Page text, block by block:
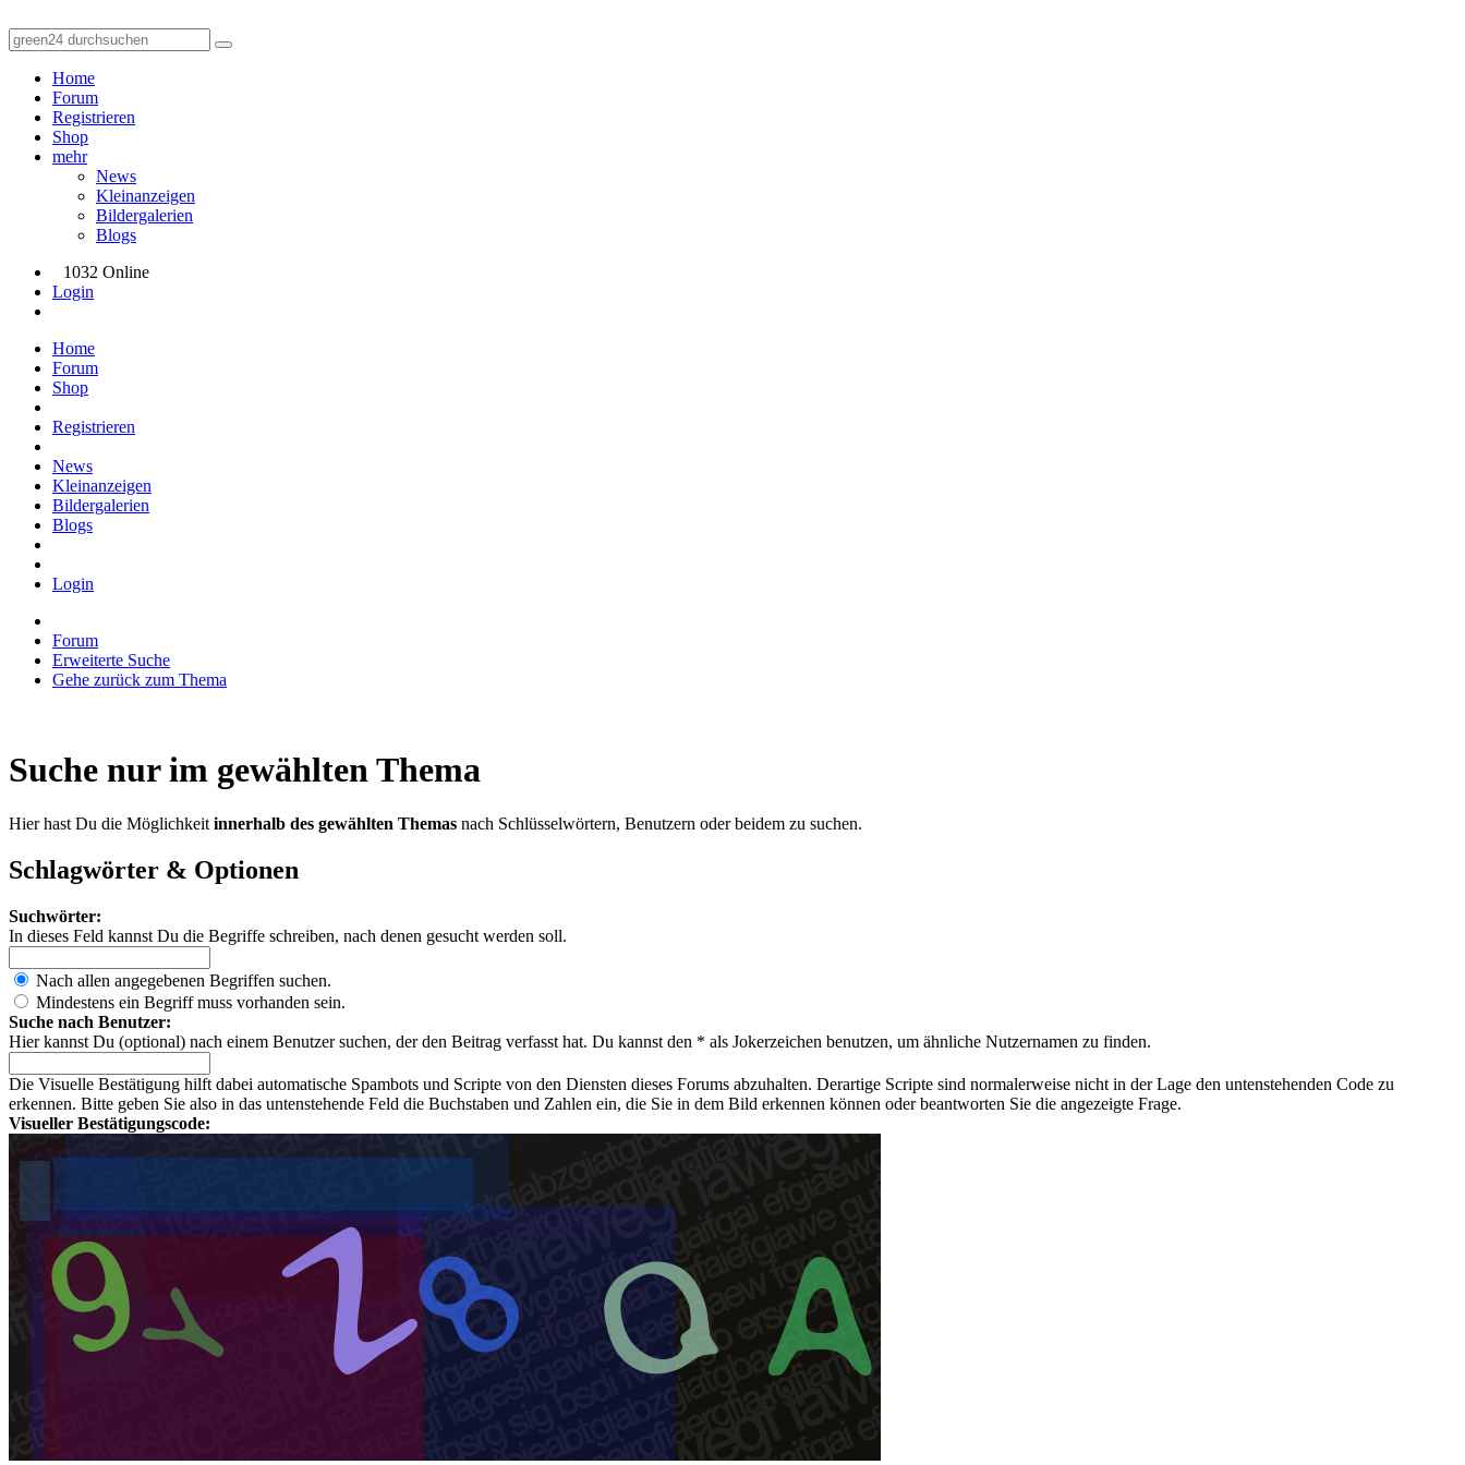
Home
Forum
Registrieren
Shop
mehr
News
Kleinanzeigen
Bildergalerien
Blogs
1032 Online
Login
Home
Forum
Shop
Registrieren
News
Kleinanzeigen
Bildergalerien
Blogs
Login
Forum
Erweiterte Suche
Gehe zurück zum Thema
Suche nur im gewählten Thema
Hier hast Du die Möglichkeit innerhalb des gewählten Themas nach Schlüsselwörtern, Benutzern oder beidem zu suchen.
Schlagwörter & Optionen
Suchwörter:
In dieses Feld kannst Du die Begriffe schreiben, nach denen gesucht werden soll.
Nach allen angegebenen Begriffen suchen.
Mindestens ein Begriff muss vorhanden sein.
Suche nach Benutzer:
Hier kannst Du (optional) nach einem Benutzer suchen, der den Beitrag verfasst hat. Du kannst den * als Jokerzeichen benutzen, um ähnliche Nutzernamen zu finden.
Die Visuelle Bestätigung hilft dabei automatische Spambots und Scripte von den Diensten dieses Forums abzuhalten. Derartige Scripte sind normalerweise nicht in der Lage den untenstehenden Code zu
erkennen. Bitte geben Sie also in das untenstehende Feld die Buchstaben und Zahlen ein, die Sie in dem Bild erkennen können oder beantworten Sie die angezeigte Frage.
Visueller Bestätigungscode: